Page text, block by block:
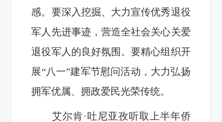
感。要深入挖掘、大力宣传优秀退役
军人先进事迹，营造全社会关心关爱
退役军人的良好氛围。要精心组织开
展“八一”建军节慰问活动，大力弘扬
拥军优属、拥政爱民光荣传统。
艾尔肯·吐尼亚孜听取上半年侨